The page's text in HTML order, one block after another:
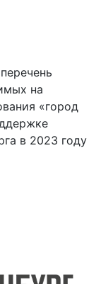
на
«город
в 2023 году